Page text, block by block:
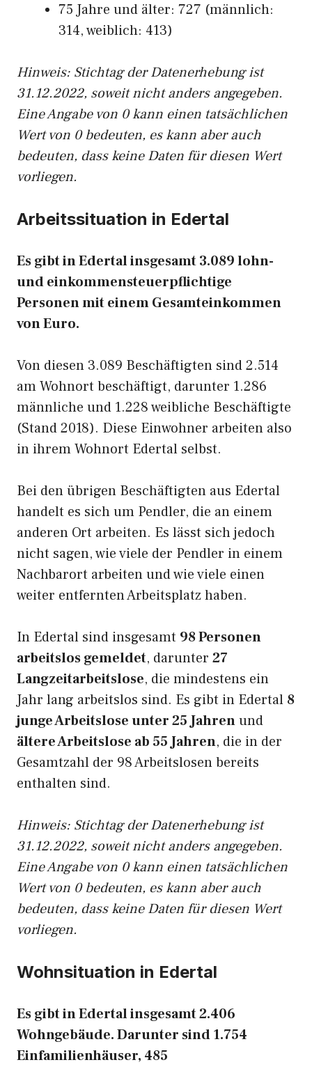
75 Jahre und älter: 727 (männlich:
314, weiblich: 413)
Hinweis: Stichtag der Datenerhebung ist
31.12.2022, soweit nicht anders angegeben.
Eine Angabe von 0 kann einen tatsächlichen
Wert von 0 bedeuten, es kann aber auch
bedeuten, dass keine Daten für diesen Wert
vorliegen.
Arbeitssituation in Edertal
Es gibt in Edertal insgesamt 3.089 lohn-
und einkommensteuerpflichtige
Personen mit einem Gesamteinkommen
von Euro.
Von diesen 3.089 Beschäftigten sind 2.514
am Wohnort beschäftigt, darunter 1.286
männliche und 1.228 weibliche Beschäftigte
(Stand 2018). Diese Einwohner arbeiten also
in ihrem Wohnort Edertal selbst.
Bei den übrigen Beschäftigten aus Edertal
handelt es sich um Pendler, die an einem
anderen Ort arbeiten. Es lässt sich jedoch
nicht sagen, wie viele der Pendler in einem
Nachbarort arbeiten und wie viele einen
weiter entfernten Arbeitsplatz haben.
In Edertal sind insgesamt 98 Personen
arbeitslos gemeldet, darunter 27
Langzeitarbeitslose, die mindestens ein
Jahr lang arbeitslos sind. Es gibt in Edertal 8
junge Arbeitslose unter 25 Jahrenund
ältere Arbeitslose ab 55 Jahren, die in der
Gesamtzahl der 98 Arbeitslosen bereits
enthalten sind.
Hinweis: Stichtag der Datenerhebung ist
31.12.2022, soweit nicht anders angegeben.
Eine Angabe von 0 kann einen tatsächlichen
Wert von 0 bedeuten, es kann aber auch
bedeuten, dass keine Daten für diesen Wert
vorliegen.
Wohnsituation in Edertal
Es gibt in Edertal insgesamt 2.406
Wohngebäude. Darunter sind 1.754
Einfamilienhäuser, 485